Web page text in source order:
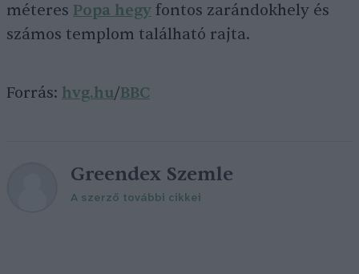
méteres Popa hegy fontos zarándokhely és
számos templom található rajta.
Forrás: hvg.hu/BBC
Greendex Szemle
A szerző további cikkei